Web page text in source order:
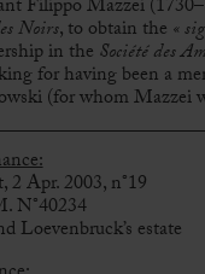
Filippo Mazzei
Noirs, to obtain the «
in the Société des
for having been a
(for whom Mazzei
2 Apr. 2003, n°19
N°40234
Loevenbruck’s estate